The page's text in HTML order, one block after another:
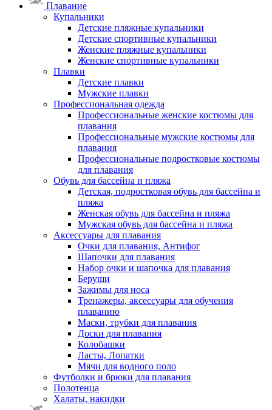
Плавание
Купальники
Детские пляжные купальники
Детские спортивные купальники
Женские пляжные купальники
Женские спортивные купальники
Плавки
Детские плавки
Мужские плавки
Профессиональная одежда
Профессиональные женские костюмы для
плавания
Профессиональные мужские костюмы для
плавания
Профессиональные подростковые костюмы
для плавания
Обувь для бассейна и пляжа
Детская, подростковая обувь для бассейна и
пляжа
Женская обувь для бассейна и пляжа
Мужская обувь для бассейна и пляжа
Аксессуары для плавания
Очки для плавания, Антифог
Шапочки для плавания
Набор очки и шапочка для плавания
Беруши
Зажимы для носа
Тренажеры, аксессуары для обучения
плаванию
Маски, трубки для плавания
Доски для плавания
Колобашки
Ласты, Лопатки
Мячи для водного поло
Футболки и брюки для плавания
Полотенца
Халаты, накидки